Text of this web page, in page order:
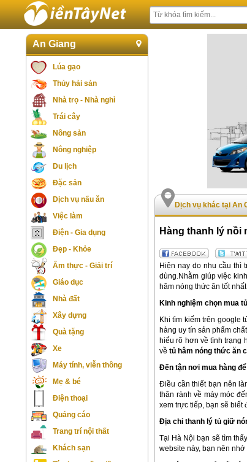
An Giang
Lúa gạo
Thủy hải sản
Nhà trọ - Nhà nghỉ
Trái cây
Nông sản
Nông nghiệp
Du lịch
Đặc sản
Dịch vụ nấu ăn
Việc làm
Điện - Gia dụng
Đẹp - Khỏe
Ẩm thực - Giải trí
Giáo dục
Nhà đất
Xây dựng
Quà tặng
Xe
Máy tính, viễn thông
Mẹ & bé
Điện thoại
Quảng cáo
Trang trí nội thất
Khách sạn
Dịch vụ khác tại An
Hàng thanh lý nồi
Hiện nay do nhu cầu thì
dùng.Nhằm giúp việc
hâm nóng thức ăn tốt nhất.
Kinh nghiệm chọn mua
Khi tìm kiếm trên google
hàng uy tín sản phẩm
hiểu rõ hơn về tình trạng
về tủ hâm nóng thức ăn
Đến tận nơi mua hàng
Điều cần thiết bạn nên
thân rành về máy móc
xem trực tiếp, bạn sẽ biết
Địa chỉ thanh lý tủ giữ
Tại Hà Nội bạn sẽ tìm
website này, bạn nên